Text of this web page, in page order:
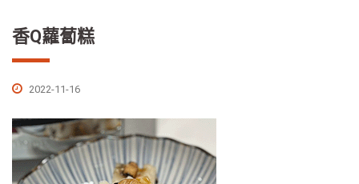
香Q蘿蔔糕
2022-11-16